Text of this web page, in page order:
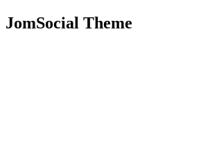
JomSocial Theme